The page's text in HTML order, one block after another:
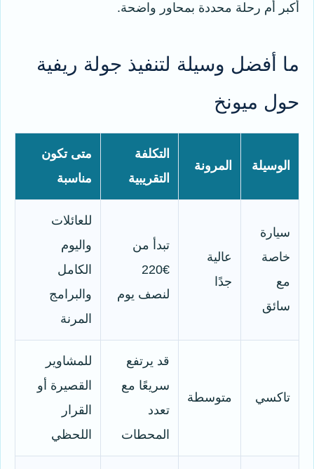
أكبر أم رحلة محددة بمحاور واضحة.
ما أفضل وسيلة لتنفيذ جولة ريفية
حول ميونخ
الوسيلة المرونة
التكلفة
التقريبية
متى تكون
مناسبة
سيارة
خاصة
مع
سائق
عالية
جدًا
تبدأ من
€220
لنصف يوم
للعائلات
واليوم
الكامل
والبرامج
المرنة
تاكسي متوسطة
قد يرتفع
سريعًا مع
تعدد
المحطات
للمشاوير
القصيرة أو
القرار
اللحظي